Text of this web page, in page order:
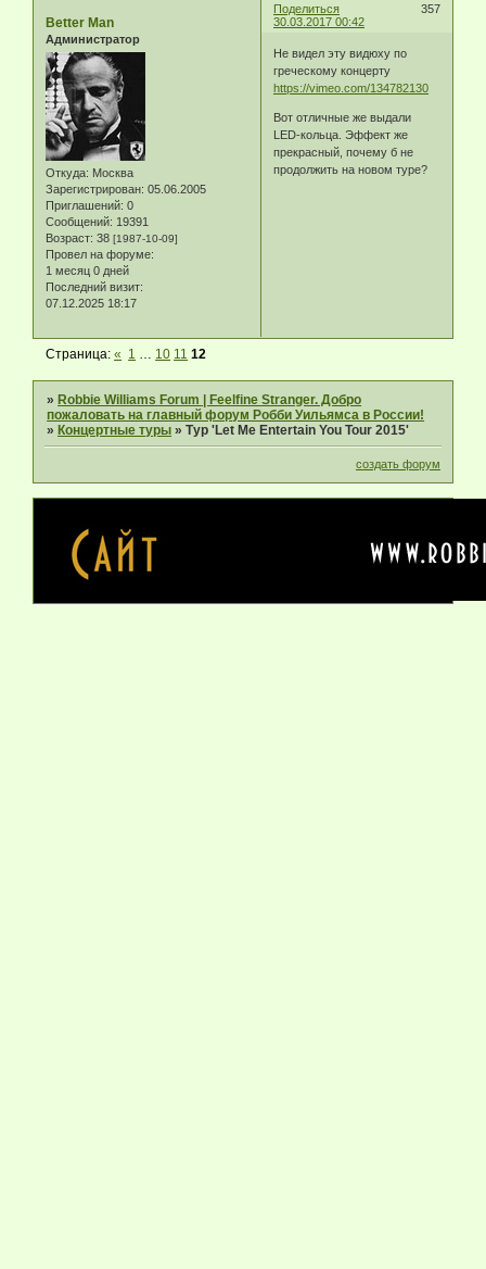
Поделиться
357
30.03.2017 00:42
Better Man
Администратор
Откуда: Москва
Зарегистрирован: 05.06.2005
Приглашений: 0
Сообщений: 19391
Возраст: 38 [1987-10-09]
Провел на форуме:
1 месяц 0 дней
Последний визит:
07.12.2025 18:17
Не видел эту видюху по
греческому концерту
https://vimeo.com/134782130
Вот отличные же выдали
LED-кольца. Эффект же
прекрасный, почему б не
продолжить на новом туре?
Страница:« 1 … 10 11 12
»Robbie Williams Forum | Feelfine Stranger. Добро
пожаловать на главный форум Робби Уильямса в России!
»Концертные туры »Тур 'Let Me Entertain You Tour 2015'
создать форум